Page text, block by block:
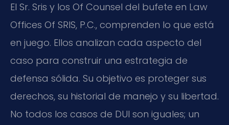
El Sr. Sris y los Of Counsel del bufete en Law
Offices Of SRIS, P.C., comprenden lo que está
en juego. Ellos analizan cada aspecto del
caso para construir una estrategia de
defensa sólida. Su objetivo es proteger sus
derechos, su historial de manejo y su libertad.
No todos los casos de DUI son iguales; un